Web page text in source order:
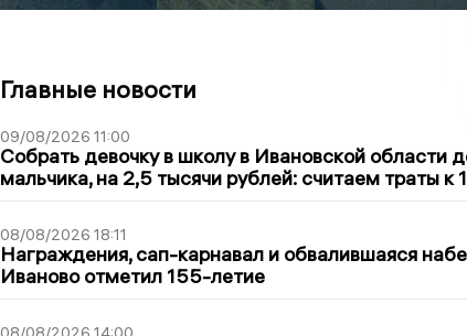
Главные новости
09/08/2026 11:00
Собрать девочку в школу в Ивановской области
мальчика, на 2,5 тысячи рублей: считаем траты к
08/08/2026 18:11
Награждения, сап-карнавал и обвалившаяся
Иваново отметил 155-летие